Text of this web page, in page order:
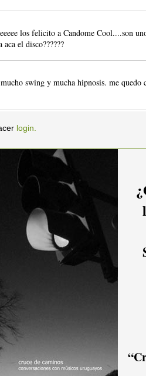
los felicito a Candome Cool....son
el disco??????
swing y mucha hipnosis. me quedo
login.